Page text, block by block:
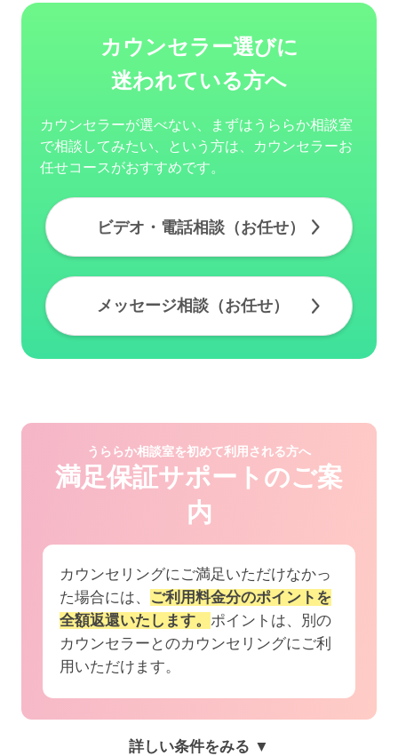
カウンセラー選びに
迷われている方へ
カウンセラーが選べない、まずはうららか相談室
で相談してみたい、という方は、カウンセラーお
任せコースがおすすめです。
ビデオ・電話相談（お任せ）
メッセージ相談（お任せ）
うららか相談室を初めて利用される方へ
満足保証サポートのご案
内
カウンセリングにご満足いただけなかっ
た場合には、
ご利用料金分のポイントを
全額返還いたします。 ポイントは、別の
カウンセラーとのカウンセリングにご利
用いただけます。
詳しい条件をみる ▼